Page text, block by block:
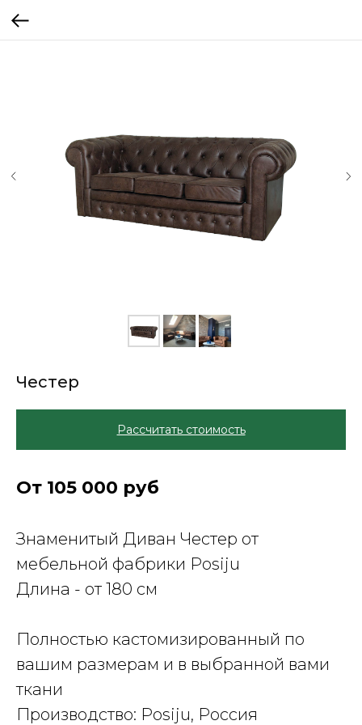
Честер
Рассчитать стоимость
От 105 000 руб
Знаменитый Диван Честер от
мебельной фабрики Posiju
Длина - от 180 см
Полностью кастомизированный по
вашим размерам и в выбранной вами
ткани
Производство: Posiju, Россия